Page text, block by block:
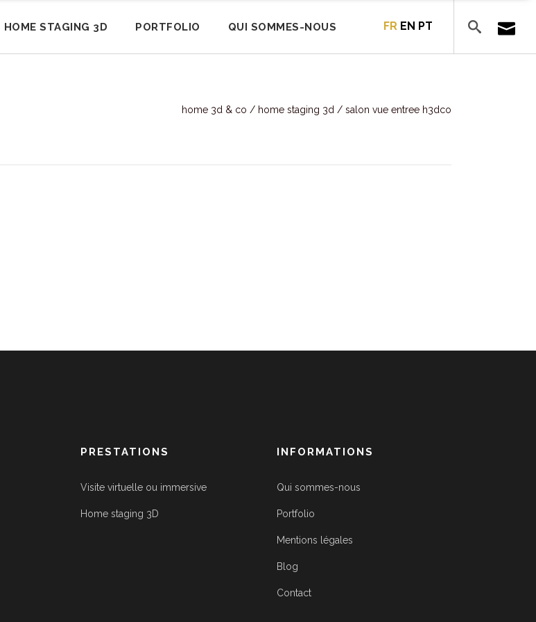
HOME STAGING 3D PORTFOLIO QUI SOMMES-NOUS FR EN PT
home 3d & co / home staging 3d / salon vue entree h3dco
PRESTATIONS
Visite virtuelle ou immersive
Home staging 3D
INFORMATIONS
Qui sommes-nous
Portfolio
Mentions légales
Blog
Contact